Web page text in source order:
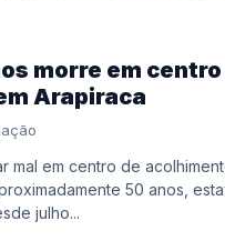
morre em centro
Arapiraca
mal em centro de
50 anos,
julho...